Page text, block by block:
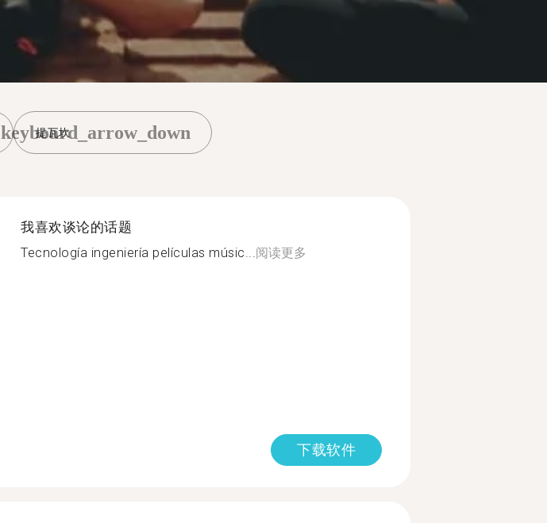
提瓦坎
keyboard_arrow_down
我喜欢谈论的话题
Tecnología ingeniería películas músic...阅读更多
下载软件